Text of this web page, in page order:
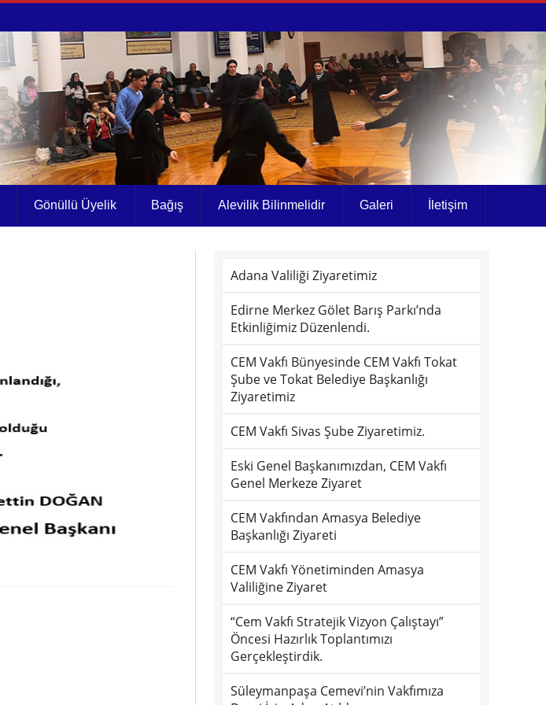
Gönüllü Üyelik Bağış Alevilik Bilinmelidir Galeri İletişim
Adana Valiliği Ziyaretimiz
Edirne Merkez Gölet Barış Parkı’nda
Etkinliğimiz Düzenlendi.
CEM Vakfı Bünyesinde CEM Vakfı Tokat
Şube ve Tokat Belediye Başkanlığı
Ziyaretimiz
CEM Vakfı Sivas Şube Ziyaretimiz.
Eski Genel Başkanımızdan, CEM Vakfı
Genel Merkeze Ziyaret
CEM Vakfından Amasya Belediye
Başkanlığı Ziyareti
CEM Vakfı Yönetiminden Amasya
Valiliğine Ziyaret
“Cem Vakfı Stratejik Vizyon Çalıştayı”
Öncesi Hazırlık Toplantımızı
Gerçekleştirdik.
Süleymanpaşa Cemevi’nin Vakfımıza